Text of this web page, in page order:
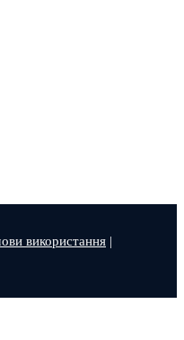
використання |